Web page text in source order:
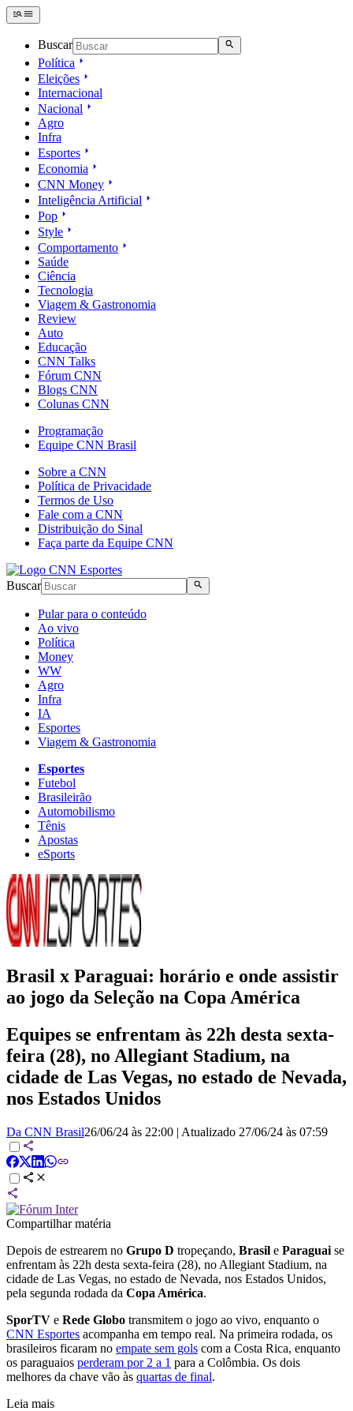
Buscar
Política
Eleições
Internacional
Nacional
Agro
Infra
Esportes
Economia
CNN Money
Inteligência Artificial
Pop
Style
Comportamento
Saúde
Ciência
Tecnologia
Viagem & Gastronomia
Review
Auto
Educação
CNN Talks
Fórum CNN
Blogs CNN
Colunas CNN
Programação
Equipe CNN Brasil
Sobre a CNN
Política de Privacidade
Termos de Uso
Fale com a CNN
Distribuição do Sinal
Faça parte da Equipe CNN
Buscar
Pular para o conteúdo
Ao vivo
Política
Money
WW
Agro
Infra
IA
Esportes
Viagem & Gastronomia
Esportes
Futebol
Brasileirão
Automobilismo
Tênis
Apostas
eSports
Brasil x Paraguai: horário e onde assistir
ao jogo da Seleção na Copa América
Equipes se enfrentam às 22h desta sexta-
feira (28), no Allegiant Stadium, na
cidade de Las Vegas, no estado de Nevada,
nos Estados Unidos
Da CNN Brasil26/06/24 às 22:00 | Atualizado 27/06/24 às 07:59
Compartilhar matéria
Depois de estrearem no Grupo D tropeçando, Brasil e Paraguai se
enfrentam às 22h desta sexta-feira (28), no Allegiant Stadium, na
cidade de Las Vegas, no estado de Nevada, nos Estados Unidos,
pela segunda rodada da Copa América.
SporTV e Rede Globo transmitem o jogo ao vivo, enquanto o
CNN Esportes acompanha em tempo real. Na primeira rodada, os
brasileiros ficaram no empate sem gols com a Costa Rica, enquanto
os paraguaios perderam por 2 a 1 para a Colômbia. Os dois
melhores da chave vão às quartas de final.
Leia mais